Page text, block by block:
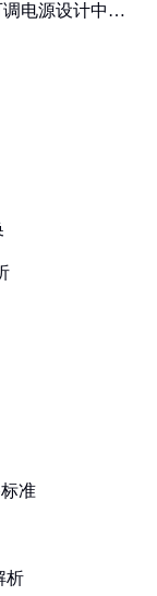
电源设计中的
准
析